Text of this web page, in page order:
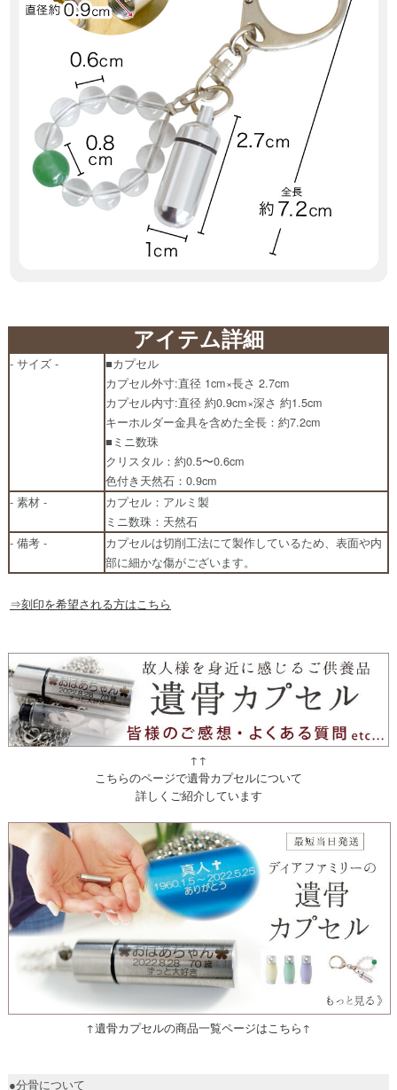
アイテム詳細
- サイズ -
■カプセル
カプセル外寸:直径 1cm×長さ 2.7cm
カプセル内寸:直径 約0.9cm×深さ 約1.5cm
キーホルダー金具を含めた全長：約7.2cm
■ミニ数珠
クリスタル：約0.5〜0.6cm
色付き天然石：0.9cm
- 素材 -
カプセル：アルミ製
ミニ数珠：天然石
- 備考 -
カプセルは切削工法にて製作しているため、表面や内
部に細かな傷がございます。
⇒刻印を希望される方はこちら
↑↑
こちらのページで遺骨カプセルについて
詳しくご紹介しています
↑遺骨カプセルの商品一覧ページはこちら↑
●分骨について